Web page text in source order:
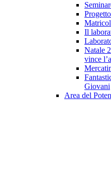
Il
Natale
vince
Giovani
Area del